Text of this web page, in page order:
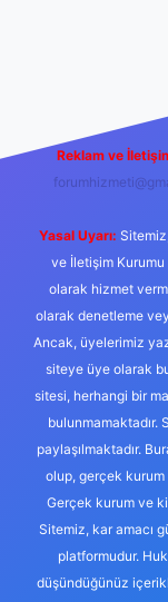
Reklam ve
Yasal Uyarı:
ve İletişim Kurumu
olarak hizmet
olarak denetleme
Ancak, üyelerimiz
siteye üye olarak
sitesi, herhangi bir
bulunmamaktadır.
paylaşılmaktadır.
olup, gerçek kurum
Gerçek kurum ve
Sitemiz, kar amacı
platformudur.
düşündüğünüz